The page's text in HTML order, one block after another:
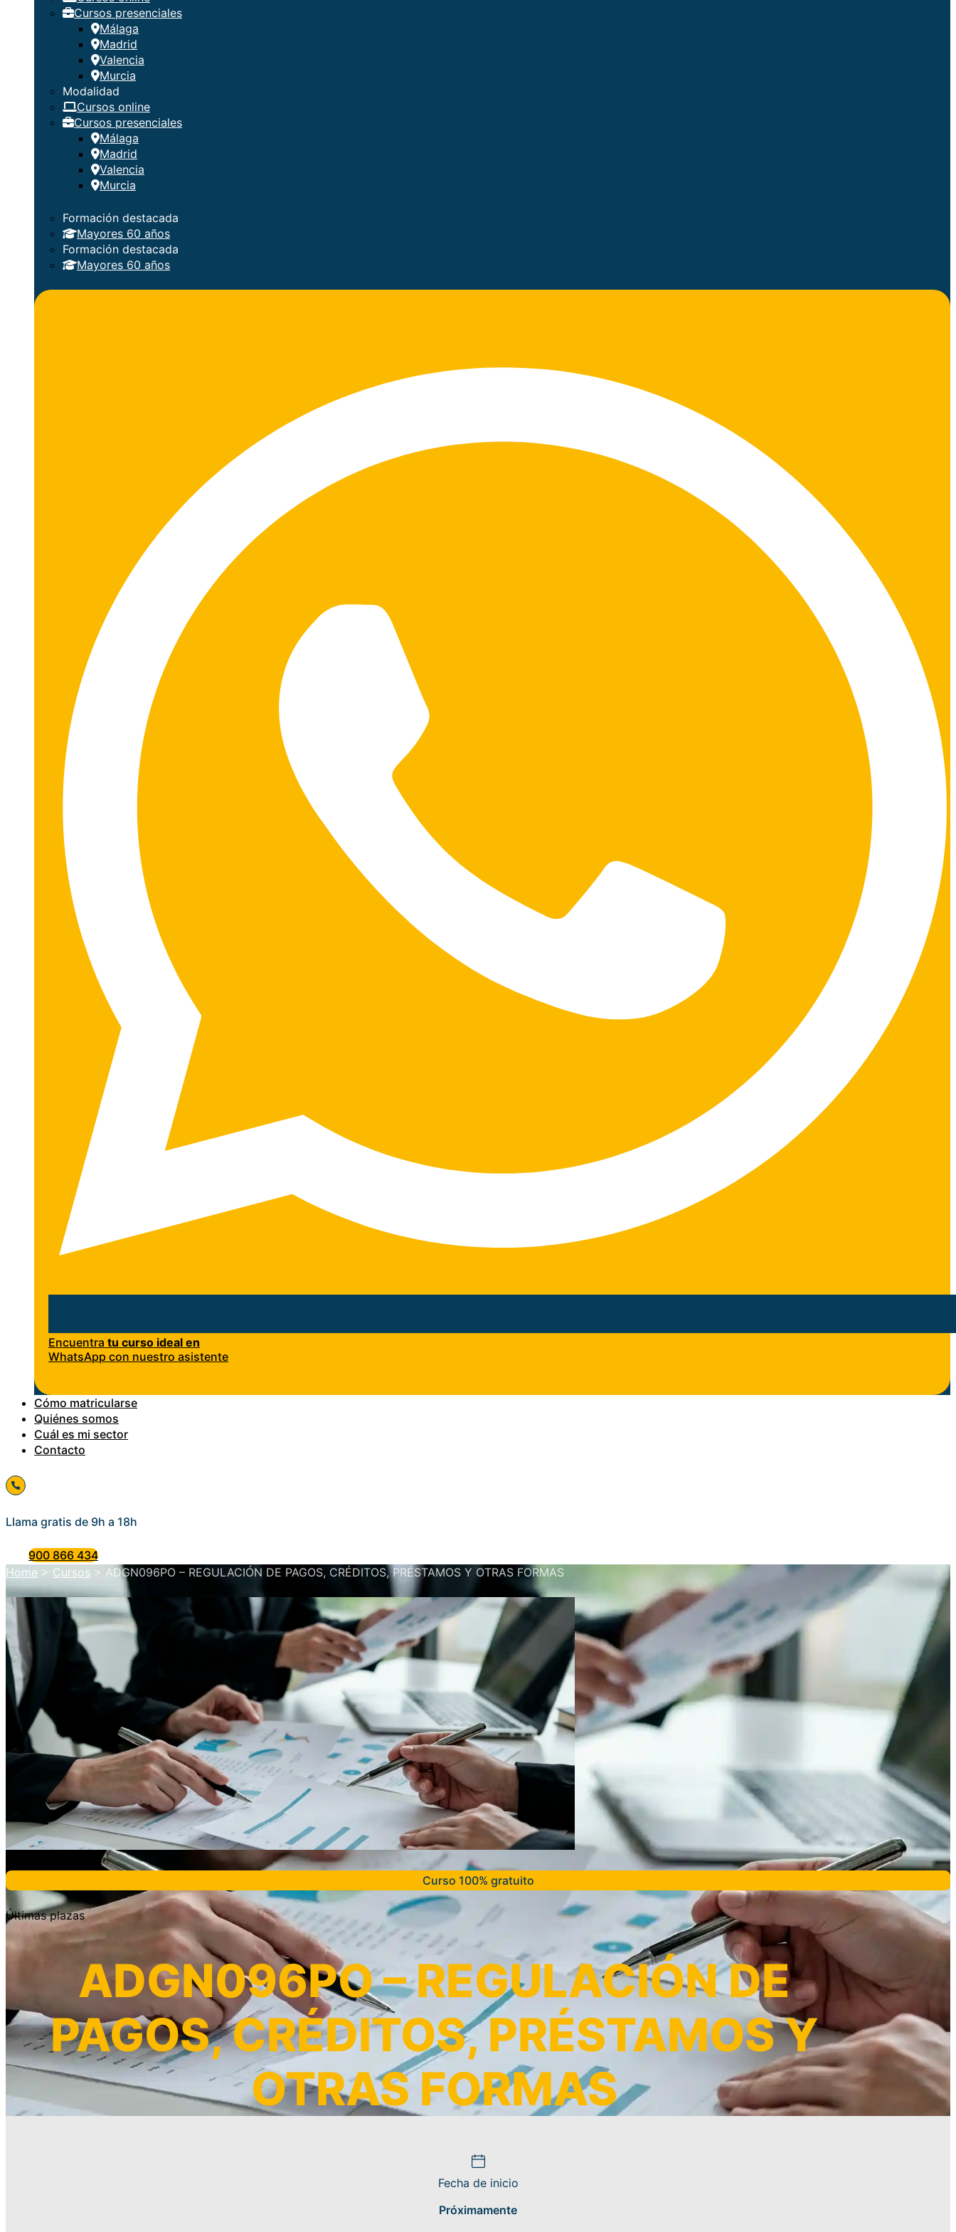
Cursos presenciales
Málaga
Madrid
Valencia
Murcia
Modalidad
Cursos online
Cursos presenciales
Málaga
Madrid
Valencia
Murcia
Formación destacada
Mayores 60 años
Formación destacada
Mayores 60 años
Encuentra tu curso ideal en
WhatsApp con nuestro asistente
Cómo matricularse
Quiénes somos
Cuál es mi sector
Contacto
Llama gratis de 9h a 18h
900 866 434
Home > Cursos > ADGN096PO – REGULACIÓN DE PAGOS, CRÉDITOS, PRÉSTAMOS Y OTRAS FORMAS
Curso 100% gratuito
Últimas plazas
ADGN096PO – REGULACIÓN DE
PAGOS, CRÉDITOS, PRÉSTAMOS Y
OTRAS FORMAS
Fecha de inicio
Próximamente